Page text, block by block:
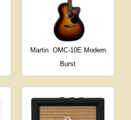
Martin OMC-10E Modern
Burst